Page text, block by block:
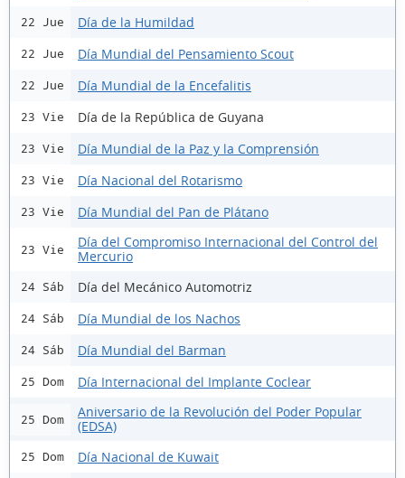
22 Jue Día de la Humildad
22 Jue Día Mundial del Pensamiento Scout
22 Jue Día Mundial de la Encefalitis
23 Vie Día de la República de Guyana
23 Vie Día Mundial de la Paz y la Comprensión
23 Vie Día Nacional del Rotarismo
23 Vie Día Mundial del Pan de Plátano
23 Vie
Día del Compromiso Internacional del Control del
Mercurio
24 Sáb Día del Mecánico Automotriz
24 Sáb Día Mundial de los Nachos
24 Sáb Día Mundial del Barman
25 Dom Día Internacional del Implante Coclear
25 Dom
Aniversario de la Revolución del Poder Popular
(EDSA)
25 Dom Día Nacional de Kuwait